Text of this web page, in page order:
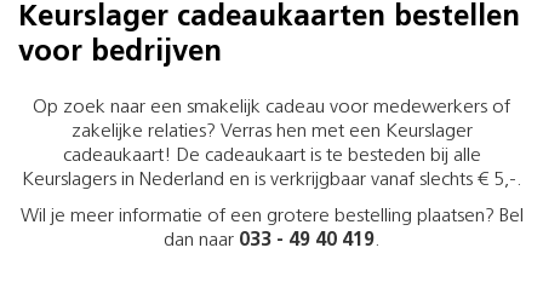
Keurslager cadeaukaarten bestellen
voor bedrijven
Op zoek naar een smakelijk cadeau voor medewerkers of
zakelijke relaties? Verras hen met een Keurslager
cadeaukaart! De cadeaukaart is te besteden bij alle
Keurslagers in Nederland en is verkrijgbaar vanaf slechts € 5,-.
Wil je meer informatie of een grotere bestelling plaatsen? Bel
dan naar 033 - 49 40 419.